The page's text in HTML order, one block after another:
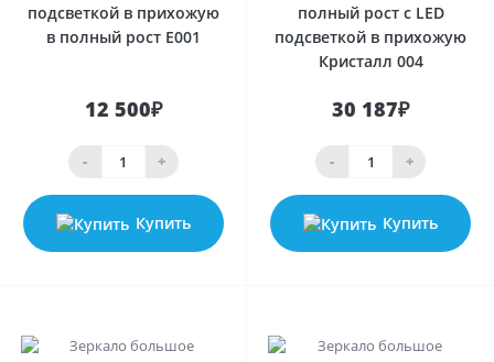
подсветкой в прихожую
в полный рост E001
12 500₽
- +
Купить
полный рост с LED
подсветкой в прихожую
Кристалл 004
30 187₽
- +
Купить